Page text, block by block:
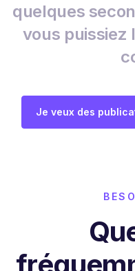
quelques
vous puissiez
Je veux des